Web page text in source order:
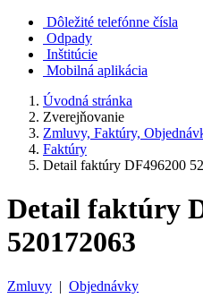
Dôležité telefónne čísla
Odpady
Inštitúcie
Mobilná aplikácia
Úvodná stránka
Zverejňovanie
Zmluvy, Faktúry,
Faktúry
Detail faktúry DF496200
Detail faktúry
520172063
Zmluvy | Objednávky